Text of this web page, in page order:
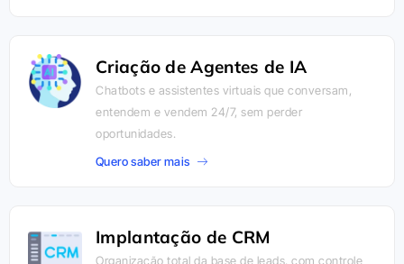
Criação de Agentes de IA
Chatbots e assistentes virtuais que conversam,
entendem e vendem 24/7, sem perder
oportunidades.
Quero saber mais
Implantação de CRM
Organização total da base de leads, com controle